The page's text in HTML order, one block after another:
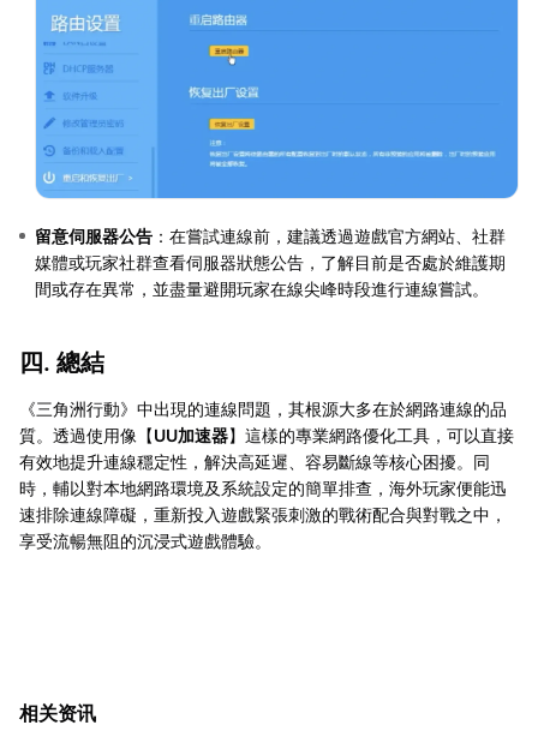
留意伺服器公告 ：在嘗試連線前，建議透過遊戲官方網站、社群
媒體或玩家社群查看伺服器狀態公告，了解目前是否處於維護期
間或存在異常，並盡量避開玩家在線尖峰時段進行連線嘗試。
四. 總結
《三角洲行動》中出現的連線問題，其根源大多在於網路連線的品
質。透過使用像【UU加速器】這樣的專業網路優化工具，可以直接
有效地提升連線穩定性，解決高延遲、容易斷線等核心困擾。同
時，輔以對本地網路環境及系統設定的簡單排查，海外玩家便能迅
速排除連線障礙，重新投入遊戲緊張刺激的戰術配合與對戰之中，
享受流暢無阻的沉浸式遊戲體驗。
相关资讯